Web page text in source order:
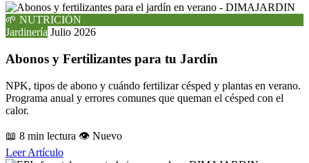
🌱 NUTRICIÓN
Jardinería Julio 2026
Abonos y Fertilizantes para tu Jardín
NPK, tipos de abono y cuándo fertilizar césped y plantas en verano.
Programa anual y errores comunes que queman el césped con el
calor.
📖 8 min lectura 👁️ Nuevo
Leer Artículo